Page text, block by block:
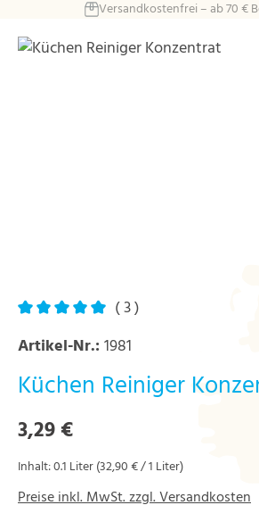
Zum Hauptinhalt springen
Versandkostenfrei – ab 70 €
Bildergalerie überspringen
( 3 )
Artikel-Nr.: 1981
Küchen Reiniger
Regulärer Preis:
3,29 €
Inhalt:0.1 Liter(32,90 € / 1 Liter)
Preise inkl. MwSt. zzgl. Versandkosten